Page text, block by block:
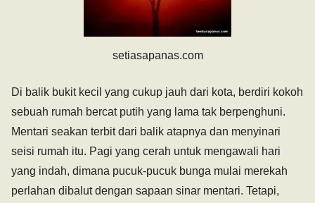
setiasapanas.com
Di balik bukit kecil yang cukup jauh dari kota, berdiri kokoh
sebuah rumah bercat putih yang lama tak berpenghuni.
Mentari seakan terbit dari balik atapnya dan menyinari
seisi rumah itu. Pagi yang cerah untuk mengawali hari
yang indah, dimana pucuk-pucuk bunga mulai merekah
perlahan dibalut dengan sapaan sinar mentari. Tetapi,